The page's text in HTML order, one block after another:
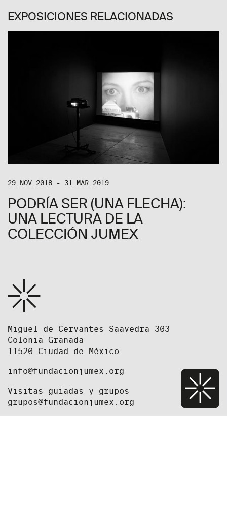
EXPOSICIONES RELACIONADAS
29.NOV.2018 - 31.MAR.2019
PODRÍA SER (UNA FLECHA):
UNA LECTURA DE LA
COLECCIÓN JUMEX
Miguel de Cervantes Saavedra 303
Colonia Granada
11520 Ciudad de México
info@fundacionjumex.org
Visitas guiadas y grupos
grupos@fundacionjumex.org